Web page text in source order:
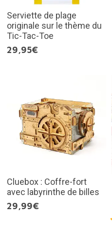
Serviette de plage
originale sur le thème du
Tic-Tac-Toe
29,95€
Cluebox : Coffre-fort
avec labyrinthe de billes
29,99€